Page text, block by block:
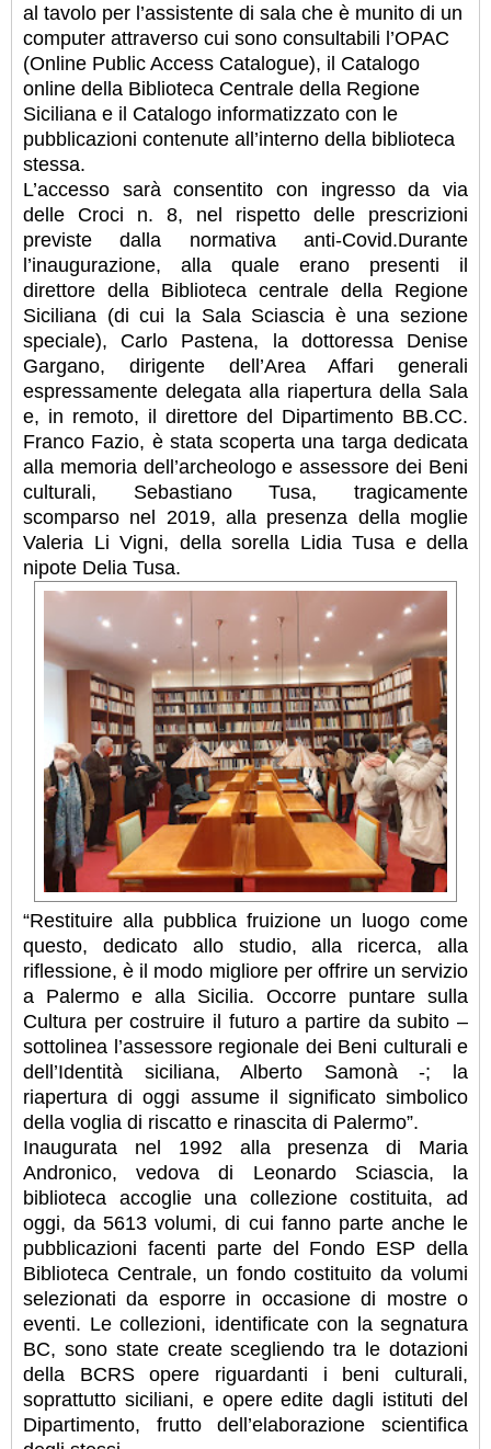
al tavolo per l’assistente di sala che è munito di un
computer attraverso cui sono consultabili l’OPAC
(Online Public Access Catalogue), il Catalogo
online della Biblioteca Centrale della Regione
Siciliana e il Catalogo informatizzato con le
pubblicazioni contenute all’interno della biblioteca
stessa.
L’accesso sarà consentito con ingresso da via
delle Croci n. 8, nel rispetto delle prescrizioni
previste dalla normativa anti-Covid.Durante
l’inaugurazione, alla quale erano presenti il
direttore della Biblioteca centrale della Regione
Siciliana (di cui la Sala Sciascia è una sezione
speciale), Carlo Pastena, la dottoressa Denise
Gargano, dirigente dell’Area Affari generali
espressamente delegata alla riapertura della Sala
e, in remoto, il direttore del Dipartimento BB.CC.
Franco Fazio, è stata scoperta una targa dedicata
alla memoria dell’archeologo e assessore dei Beni
culturali, Sebastiano Tusa, tragicamente
scomparso nel 2019, alla presenza della moglie
Valeria Li Vigni, della sorella Lidia Tusa e della
nipote Delia Tusa.
“Restituire alla pubblica fruizione un luogo come
questo, dedicato allo studio, alla ricerca, alla
riflessione, è il modo migliore per offrire un servizio
a Palermo e alla Sicilia. Occorre puntare sulla
Cultura per costruire il futuro a partire da subito –
sottolinea l’assessore regionale dei Beni culturali e
dell’Identità siciliana, Alberto Samonà -; la
riapertura di oggi assume il significato simbolico
della voglia di riscatto e rinascita di Palermo”.
Inaugurata nel 1992 alla presenza di Maria
Andronico, vedova di Leonardo Sciascia, la
biblioteca accoglie una collezione costituita, ad
oggi, da 5613 volumi, di cui fanno parte anche le
pubblicazioni facenti parte del Fondo ESP della
Biblioteca Centrale, un fondo costituito da volumi
selezionati da esporre in occasione di mostre o
eventi. Le collezioni, identificate con la segnatura
BC, sono state create scegliendo tra le dotazioni
della BCRS opere riguardanti i beni culturali,
soprattutto siciliani, e opere edite dagli istituti del
Dipartimento, frutto dell’elaborazione scientifica